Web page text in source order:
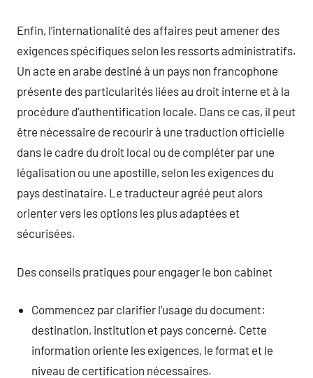
Enfin, l’internationalité des affaires peut amener des
exigences spécifiques selon les ressorts administratifs.
Un acte en arabe destiné à un pays non francophone
présente des particularités liées au droit interne et à la
procédure d’authentification locale. Dans ce cas, il peut
être nécessaire de recourir à une traduction officielle
dans le cadre du droit local ou de compléter par une
légalisation ou une apostille, selon les exigences du
pays destinataire. Le traducteur agréé peut alors
orienter vers les options les plus adaptées et
sécurisées.
Des conseils pratiques pour engager le bon cabinet
Commencez par clarifier l’usage du document:
destination, institution et pays concerné. Cette
information oriente les exigences, le format et le
niveau de certification nécessaires.